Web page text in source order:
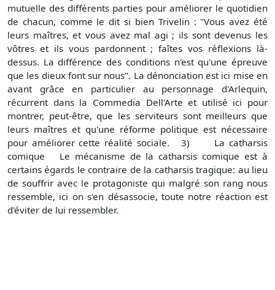
mutuelle des différents parties pour améliorer le quotidien
de chacun, comme le dit si bien Trivelin : "Vous avez été
leurs maîtres, et vous avez mal agi ; ils sont devenus les
vôtres et ils vous pardonnent ; faîtes vos réflexions là-
dessus. La différence des conditions n'est qu'une épreuve
que les dieux font sur nous". La dénonciation est ici mise en
avant grâce en particulier au personnage d'Arlequin,
récurrent dans la Commedia Dell'Arte et utilisé ici pour
montrer, peut-être, que les serviteurs sont meilleurs que
leurs maîtres et qu'une réforme politique est nécessaire
pour améliorer cette réalité sociale. 3) La catharsis
comique Le mécanisme de la catharsis comique est à
certains égards le contraire de la catharsis tragique: au lieu
de souffrir avec le protagoniste qui malgré son rang nous
ressemble, ici on s'en désassocie, toute notre réaction est
d'éviter de lui ressembler.